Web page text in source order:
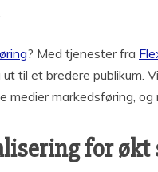
? Med tjenester fra
til et bredere publikum.
medier markedsføring, og
for